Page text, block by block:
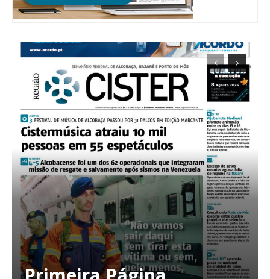
Planos de Assinatura
Faça-se assinante do Região de Cister e ajude-nos a manter este serviço
público!
Sendo assinante terá acesso a todos os conteúdos exclusivos e versões
digitais.
Escolha o plano de assinatura desejado:
ASSINATURA